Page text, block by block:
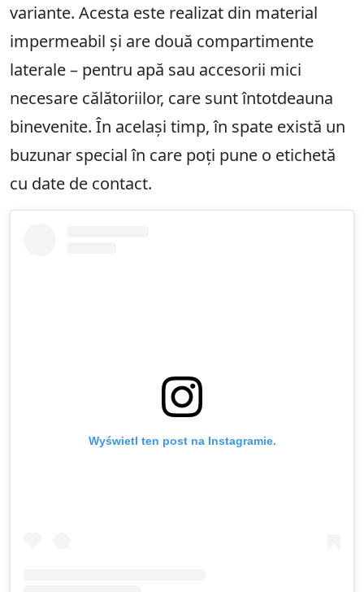
variante. Acesta este realizat din material
impermeabil și are două compartimente
laterale – pentru apă sau accesorii mici
necesare călătoriilor, care sunt întotdeauna
binevenite. În același timp, în spate există un
buzunar special în care poți pune o etichetă
cu date de contact.
Wyświetl ten post na Instagramie.